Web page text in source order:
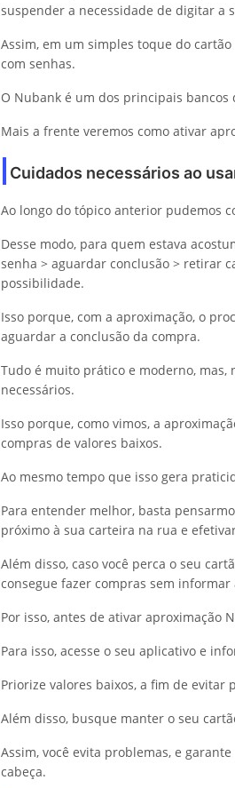
suspender a necessidade de digitar a
Assim, em um simples toque do
com senhas.
O Nubank é um dos principais
Mais a frente veremos como ativar
Cuidados necessários ao
Ao longo do tópico anterior pudemos
Desse modo, para quem estava
senha > aguardar conclusão > retirar
possibilidade.
Isso porque, com a aproximação, o
aguardar a conclusão da compra.
Tudo é muito prático e moderno, mas,
necessários.
Isso porque, como vimos, a
compras de valores baixos.
Ao mesmo tempo que isso gera
Para entender melhor, basta
próximo à sua carteira na rua e
Além disso, caso você perca o seu
consegue fazer compras sem informar
Por isso, antes de ativar aproximação
Para isso, acesse o seu aplicativo e
Priorize valores baixos, a fim de evitar
Além disso, busque manter o seu
Assim, você evita problemas, e
cabeça.